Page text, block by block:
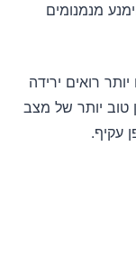
מנמנומים
לילות טובים יותר רואים ירידה
טוב יותר של מצב
עקיף.